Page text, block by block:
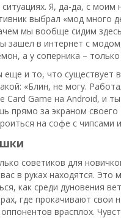
Я, да-да, с моим
выбрал «мод много
мы вообще сидим
зашел в интернет с
а у соперника –
еще и то, что существует
«Блин, не могу.
Card Game на Android, и
прямо за экраном
на софе с чипсами
советиков для
в руках находятся.
как среди дуновения
где прокачивают
врасплох.